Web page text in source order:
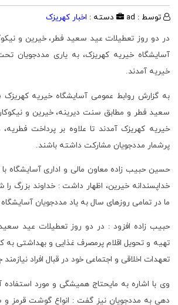
توسط : ad دسته : اخبار کهریزک
در دو روز تعطیلات عید سعید فطر، خیرین و
آسایشگاه خیریه کهریزک، به یاری مددجویان
خیریه آمدند.
به گزارش روابط عمومی آسایشگاه خیریه کهریزک
سعید فطر و مطابق سنت دیرینه، خیرین و
خیریه کهریزک آمدند تا علاوه بر پرداخت فطریه،
پرشمار مددجویان مشارکت داشته باشند.
حسین حبیب زاده معاون مالی و اداری آسایشگاه با
خداپسندانه خیرین، اظهار داشت : خداوند بزرگ
ما در تمامی روزهای سال به یاد مددجویان
حبیب زاده افزود : در دو روز تعطیلات عید سعید
تهیه و تحویل اقلام پرمصرف غذایی و بهداشتی به
تعهدات اخلاقی و اجتماعی خود در قبال افراد
وی با اشاره به مایحتاج همیشگی و مورد
دهی به مددجویان نیز گفت : انواع گوشت قرمز و